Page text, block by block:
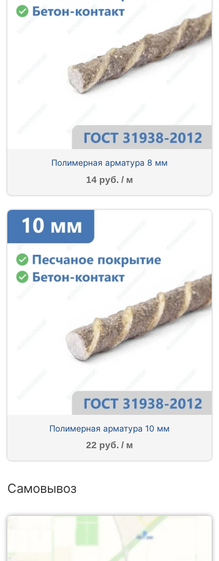
Полимерная арматура 8 мм
14 руб. / м
Полимерная арматура 10 мм
22 руб. / м
Самовывоз